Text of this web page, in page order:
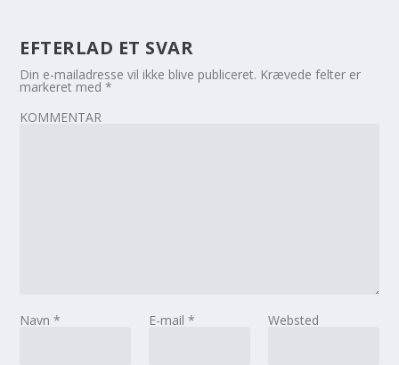
EFTERLAD ET SVAR
Din e-mailadresse vil ikke blive publiceret. Krævede felter er
markeret med*
KOMMENTAR
Navn* E-mail * Websted